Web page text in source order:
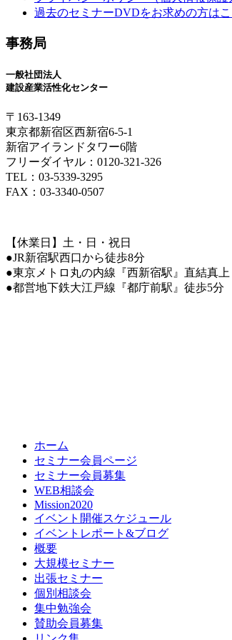
過去のセミナーDVDをお求めの方は
事務局
一般社団法人
建設産業活性化センター
〒163-1349
東京都新宿区西新宿6-5-1
新宿アイランドタワー6階
フリーダイヤル：0120-321-326
TEL：03-5339-3295
FAX：03-3340-0507
【休業日】土・日・祝日
●JR新宿駅西口から徒歩8分
●東京メトロ丸の内線『西新宿駅』直結真上
●都営地下鉄大江戸線『都庁前駅』徒歩5分
ホーム
セミナー会員ページ
セミナー会員募集
WEB相談会
Mission2020
イベント開催スケジュール
イベントレポート&ブログ
概要
大規模セミナー
出張セミナー
個別相談会
集中勉強会
賛助会員募集